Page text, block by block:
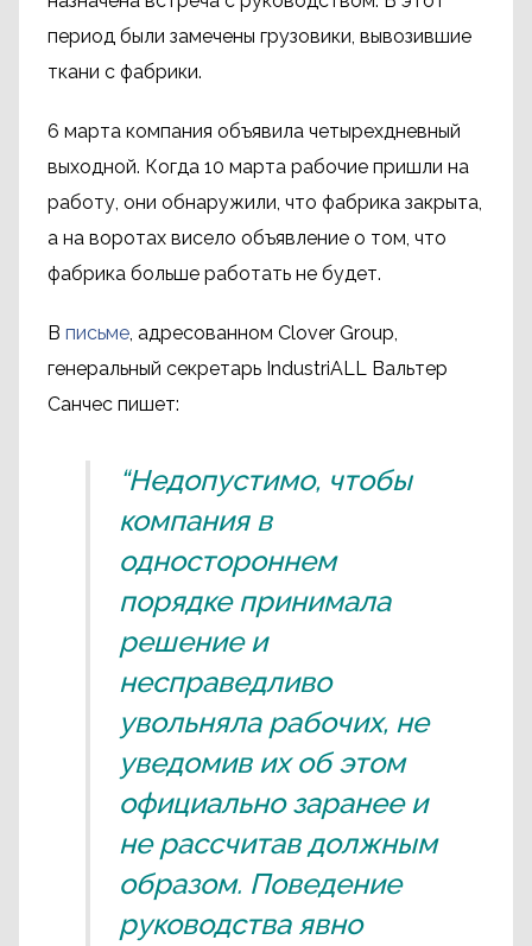
период были замечены грузовики, вывозившие
ткани с фабрики.
6 марта компания объявила четырехдневный
выходной. Когда 10 марта рабочие пришли на
работу, они обнаружили, что фабрика закрыта,
а на воротах висело объявление о том, что
фабрика больше работать не будет.
В письме, адресованном Clover Group,
генеральный секретарь IndustriALL Вальтер
Санчес пишет:
“Недопустимо, чтобы
компания в
одностороннем
порядке принимала
решение и
несправедливо
увольняла рабочих, не
уведомив их об этом
официально заранее и
не рассчитав должным
образом. Поведение
руководства явно